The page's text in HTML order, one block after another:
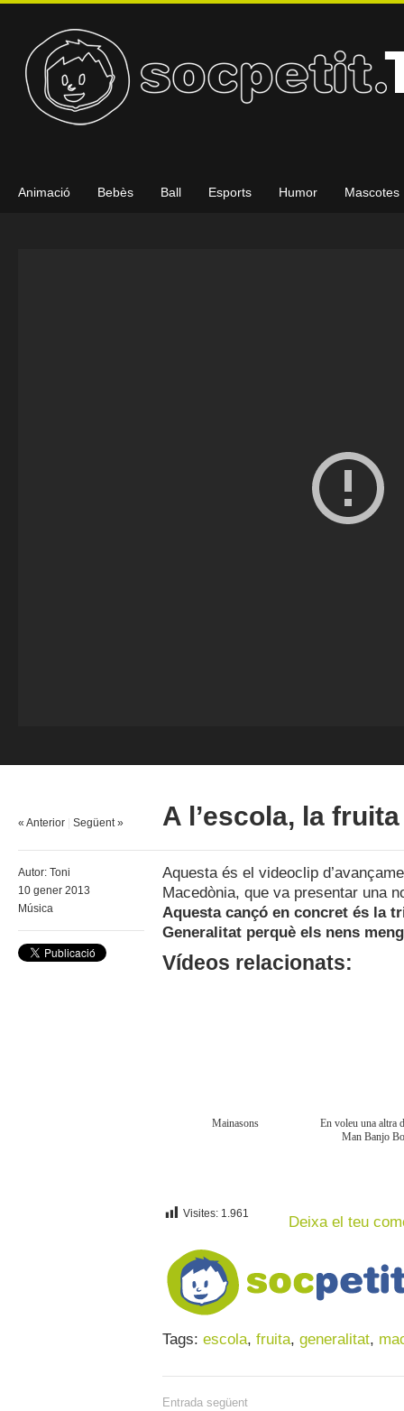
Animació Bebès Ball Esports Humor Mascotes
A l’escola, la
« Anterior Següent »
Autor: Toni
10 gener 2013
Música
Aquesta és el videoclip
Macedònia, que va presentar una
Aquesta cançó en concret és la
Generalitat perquè els nens
Vídeos relacionats:
Mainasons
En voleu una altra
Man Banjo
Visites: 1.961 Deixa el teu
Tags: escola, fruita, generalitat,
Entrada següent